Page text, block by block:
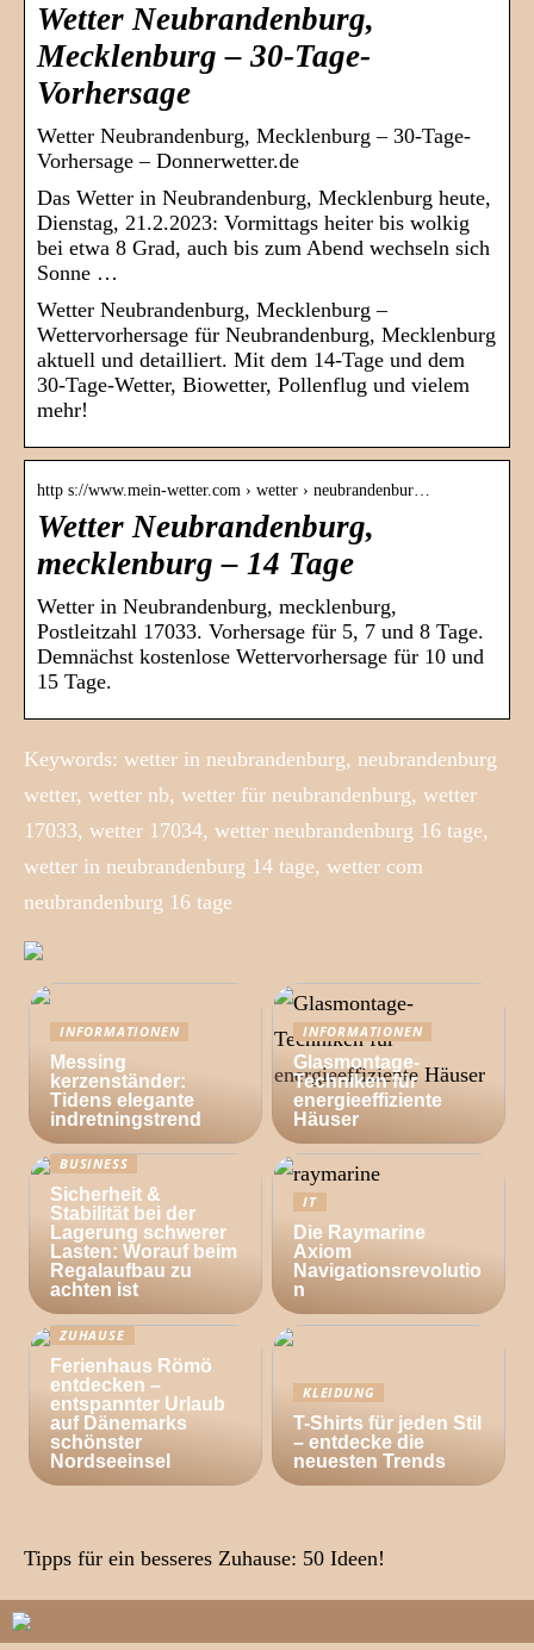
Wetter Neubrandenburg,
Mecklenburg – 30-Tage-
Vorhersage
Wetter Neubrandenburg, Mecklenburg – 30-Tage-
Vorhersage – Donnerwetter.de
Das Wetter in Neubrandenburg, Mecklenburg heute,
Dienstag, 21.2.2023: Vormittags heiter bis wolkig
bei etwa 8 Grad, auch bis zum Abend wechseln sich
Sonne …
Wetter Neubrandenburg, Mecklenburg –
Wettervorhersage für Neubrandenburg, Mecklenburg
aktuell und detailliert. Mit dem 14-Tage und dem
30-Tage-Wetter, Biowetter, Pollenflug und vielem
mehr!
http s://www.mein-wetter.com › wetter › neubrandenbur…
Wetter Neubrandenburg,
mecklenburg – 14 Tage
Wetter in Neubrandenburg, mecklenburg,
Postleitzahl 17033. Vorhersage für 5, 7 und 8 Tage.
Demnächst kostenlose Wettervorhersage für 10 und
15 Tage.
Keywords: wetter in neubrandenburg, neubrandenburg
wetter, wetter nb, wetter für neubrandenburg, wetter
17033, wetter 17034, wetter neubrandenburg 16 tage,
wetter in neubrandenburg 14 tage, wetter com
neubrandenburg 16 tage
INFORMATIONEN
Messing
kerzenständer:
Tidens elegante
indretningstrend
INFORMATIONEN
Glasmontage-
Techniken für
energieeffiziente
Häuser
BUSINESS
Sicherheit &
Stabilität bei der
Lagerung schwerer
Lasten: Worauf beim
Regalaufbau zu
achten ist
IT
Die Raymarine
Axiom
Navigationsrevolutio
n
ZUHAUSE
Ferienhaus Römö
entdecken –
entspannter Urlaub
auf Dänemarks
schönster
Nordseeinsel
KLEIDUNG
T-Shirts für jeden Stil
– entdecke die
neuesten Trends
Tipps für ein besseres Zuhause: 50 Ideen!